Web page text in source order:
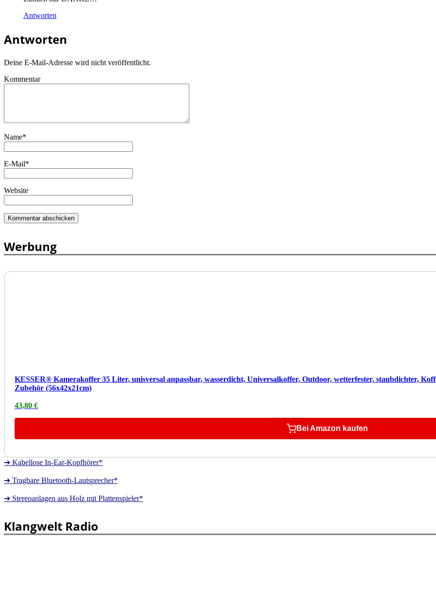
Antworten
Antworten
Deine E-Mail-Adresse wird nicht veröffentlicht.
Kommentar
Name*
E-Mail*
Website
Werbung
KESSER® Kamerakoffer 35 Liter, unisversal anpassbar, wasserdicht, Universalkoffer, Outdoor, wetterfester, staubdichter,
Zubehör (56x42x21cm)
43,80 €
Bei Amazon kaufen
➔ Kabellose In-Ear-Kopfhörer*
➔ Tragbare Bluetooth-Lautsprecher*
➔ Stereoanlagen aus Holz mit Plattenspieler*
Klangwelt Radio